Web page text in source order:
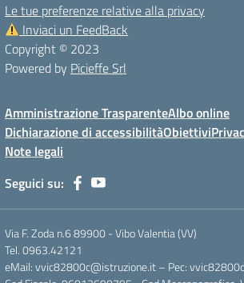
Le tue preferenze relative alla privacy
Inviaci un FeedBack
Copyright © 2023
Powered by Picieffe Srl
Amministrazione TrasparenteAlbo online
Dichiarazione di accessibilitàObiettivi
Note legali
Seguici su:
Via F. Zoda n.6 89900 - Vibo Valentia (VV)
Tel. 0963.42121
eMail: vvic82800c@istruzione.it – Pec: